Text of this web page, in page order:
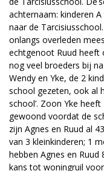
achternaam: kinderen
naar de
onlangs overleden
echtgenoot Ruud heeft
nog veel broeders bij
Wendy en Yke, de 2
school gezeten, ook al
school’. Zoon Yke
gewoond voordat de
zijn Agnes en Ruud al
van 3 kleinkinderen; 1
hebben Agnes en
kans tot woningruil